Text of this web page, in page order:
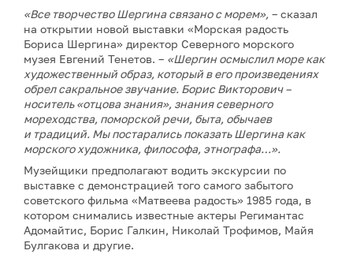
«Все творчество Шергина связано с морем», – сказал
на открытии новой выставки «Морская радость
Бориса Шергина» директор Северного морского
музея Евгений Тенетов. – «Шергин осмыслил море как
художественный образ, который в его произведениях
обрел сакральное звучание. Борис Викторович –
носитель «отцова знания», знания северного
мореходства, поморской речи, быта, обычаев
и традиций. Мы постарались показать Шергина как
морского художника, философа, этнографа…».
Музейщики предполагают водить экскурсии по
выставке с демонстрацией того самого забытого
советского фильма «Матвеева радость» 1985 года, в
котором снимались известные актеры Регимантас
Адомайтис, Борис Галкин, Николай Трофимов, Майя
Булгакова и другие.